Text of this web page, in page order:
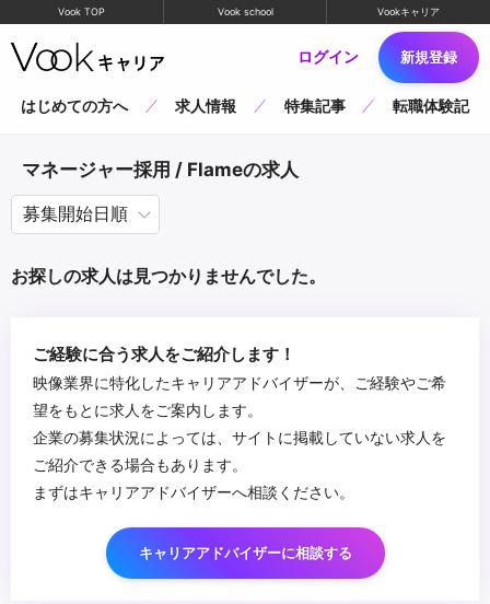
Vook TOP Vook school Vookキャリア
ログイン 新規登録
はじめての方へ 求人情報 特集記事 転職体験記
マネージャー採用 / Flameの求人
お探しの求人は見つかりませんでした。
ご経験に合う求人をご紹介します！
映像業界に特化したキャリアアドバイザーが、ご経験やご希
望をもとに求人をご案内します。
企業の募集状況によっては、サイトに掲載していない求人を
ご紹介できる場合もあります。
まずはキャリアアドバイザーへ相談ください。
キャリアアドバイザーに相談する